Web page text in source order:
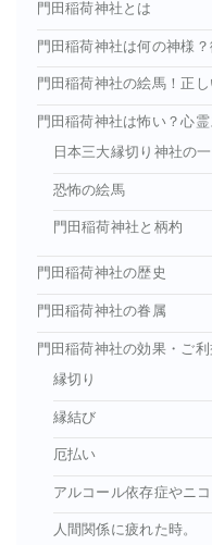
門田稲荷神社とは
門田稲荷神社は何の神様？
門田稲荷神社の絵馬！正
門田稲荷神社は怖い？心
日本三大縁切り神社の
恐怖の絵馬
門田稲荷神社と柄杓
門田稲荷神社の歴史
門田稲荷神社の眷属
門田稲荷神社の効果・ご利
縁切り
縁結び
厄払い
アルコール依存症やニ
人間関係に疲れた時。